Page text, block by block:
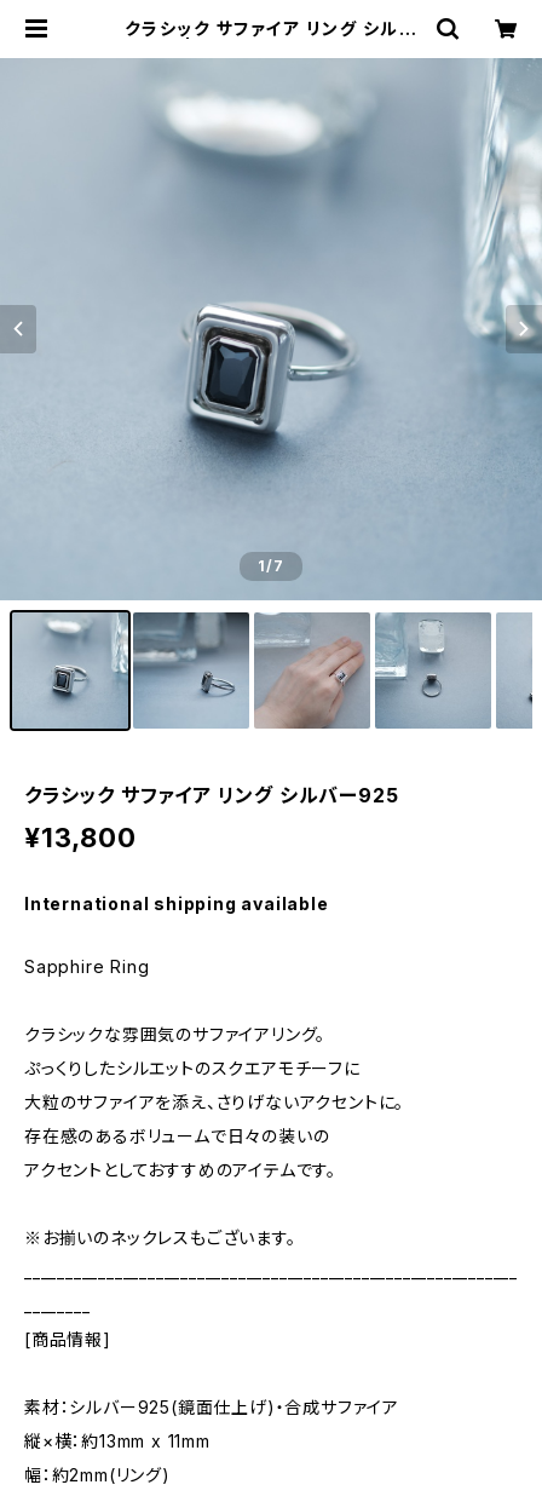
クラシック サファイア リング シルバ
サリー ネックレス ピアス 指輪 ギフト
1/7
クラシック サファイア リング シルバー925
¥13,800
International shipping available
Sapphire Ring
クラシックな雰囲気のサファイアリング。
ぷっくりしたシルエットのスクエアモチーフに
大粒のサファイアを添え、さりげないアクセントに。
存在感のあるボリュームで日々の装いの
アクセントとしておすすめのアイテムです。
※お揃いのネックレスもございます。
[商品情報]
素材：シルバー925(鏡面仕上げ)・合成サファイア
縦×横：約13mm x 11mm
幅：約2mm(リング)